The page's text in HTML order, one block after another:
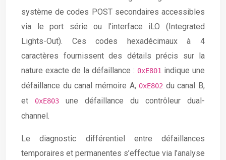
système de codes POST secondaires accessibles
via le port série ou l’interface iLO (Integrated
Lights-Out). Ces codes hexadécimaux à 4
caractères fournissent des détails précis sur la
nature exacte de la défaillance : 0xE801 indique une
défaillance du canal mémoire A, 0xE802 du canal B,
et
0xE803 une défaillance du contrôleur dual-
channel.
Le diagnostic différentiel entre défaillances
temporaires et permanentes s’effectue via l’analyse